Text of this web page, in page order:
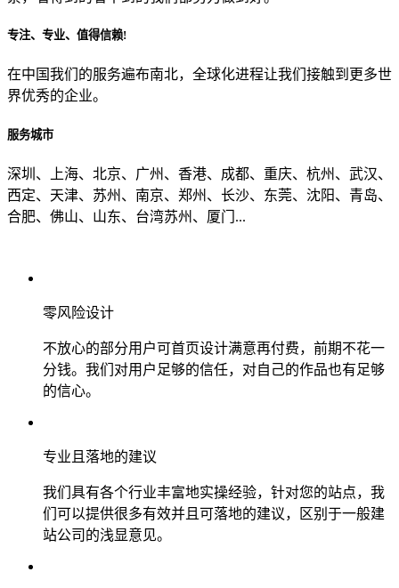
专注、专业、值得信赖!
在中国我们的服务遍布南北，全球化进程让我们接触到更多世
界优秀的企业。
服务城市
深圳、上海、北京、广州、香港、成都、重庆、杭州、武汉、
西定、天津、苏州、南京、郑州、长沙、东莞、沈阳、青岛、
合肥、佛山、山东、台湾苏州、厦门...
零风险设计
不放心的部分用户可首页设计满意再付费，前期不花一
分钱。我们对用户足够的信任，对自己的作品也有足够
的信心。
专业且落地的建议
我们具有各个行业丰富地实操经验，针对您的站点，我
们可以提供很多有效并且可落地的建议，区别于一般建
站公司的浅显意见。